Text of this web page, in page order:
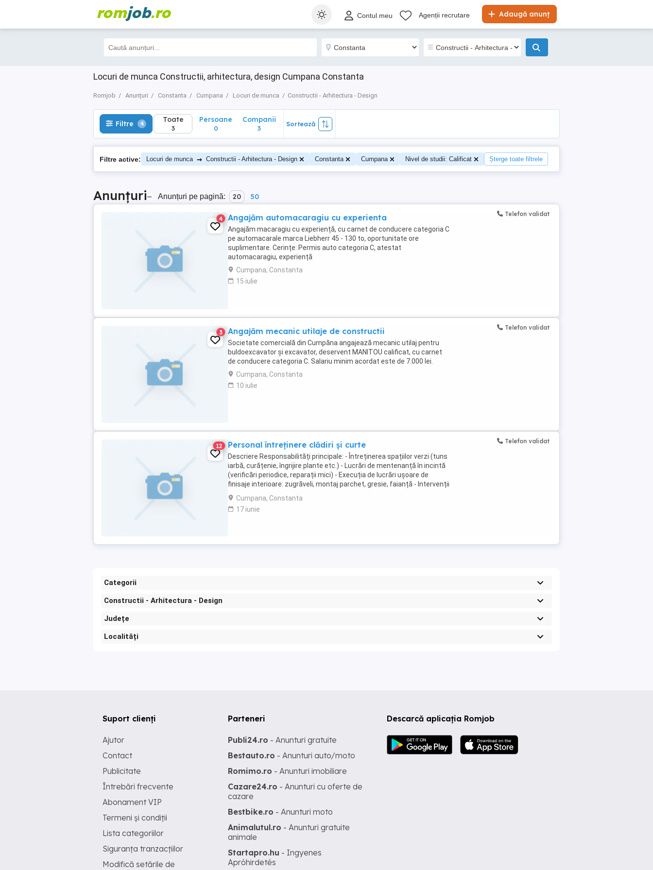
romjob.ro Adaugă anunț
Contul meu Agenții recrutare
Locuri de munca Constructii, arhitectura, design Cumpana Constanta
Romjob Anunțuri Constanta Cumpana Locuri de munca Constructii - Arhitectura - Design
Filtre 4 Toate
3
Filtre 4 Toate
3
Persoane
0
Companii
3
Sortează
Filtre active: Locuri de munca → Constructii - Arhitectura - Design Constanta Cumpana Nivel de studii: Calificat Șterge toate filtrele
Anunțuri– Anunțuri pe pagină: 20 50
4 Angajăm automacaragiu cu experienta
Angajăm macaragiu cu experiență, cu carnet de conducere categoria C
pe automacarale marca Liebherr 45 - 130 to, oportunitate ore
suplimentare. Cerințe: Permis auto categoria C, atestat
automacaragiu, experiență
Cumpana, Constanta
15 iulie
Telefon validat
3 Angajăm mecanic utilaje de constructii
Societate comercială din Cumpăna angajează mecanic utilaj pentru
buldoexcavator și excavator, deservent MANITOU calificat, cu carnet
de conducere categoria C. Salariu minim acordat este de 7.000 lei.
Cumpana, Constanta
10 iulie
Telefon validat
12 Personal întreținere clădiri și curte
Descriere Responsabilități principale: - Întreținerea spațiilor verzi (tuns
iarbă, curățenie, îngrijire plante etc.) - Lucrări de mentenanță în incintă
(verificări periodice, reparații mici) - Execuția de lucrări ușoare de
finisaje interioare: zugrăveli, montaj parchet, gresie, faianță - Intervenții
...
Cumpana, Constanta
17 iunie
Telefon validat
Categorii
Constructii - Arhitectura - Design
Județe
Localități
Descarcă aplicația Romjob
Suport clienți
Ajutor
Contact
Publicitate
Întrebări frecvente
Abonament VIP
Termeni și condiții
Lista categoriilor
Siguranța tranzacțiilor
Modifică setările de
Parteneri
Publi24.ro - Anunturi gratuite
Bestauto.ro - Anunturi auto/moto
Romimo.ro - Anunturi imobiliare
Cazare24.ro - Anunturi cu oferte de
cazare
Bestbike.ro - Anunturi moto
Animalutul.ro - Anunturi gratuite
animale
Startapro.hu - Ingyenes
Apróhirdetés